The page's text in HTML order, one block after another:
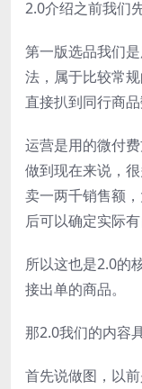
2.0介绍之前我们
第一版选品我们
法，属于比较常
直接扒到同行商
运营是用的微付
做到现在来说，
卖一两千销售额
后可以确定实际
所以这也是2.0的
接出单的商品。
那2.0我们的内容
首先说做图，以